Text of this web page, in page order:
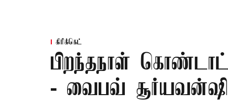
கிரிக்கெட்
பிறந்தநாள்
- வைபவ்